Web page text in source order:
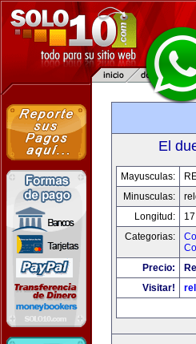
El
Mayusculas:
Minusculas:
Longitud:
Categorias:
Precio:
Visitar!